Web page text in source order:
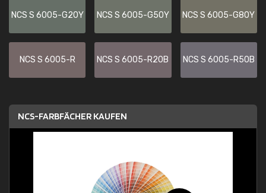
NCS S 6005-G20Y NCS S 6005-G50Y NCS S 6005-G80Y
NCS S 6005-R NCS S 6005-R20B NCS S 6005-R50B
NCS-FARBFÄCHER KAUFEN